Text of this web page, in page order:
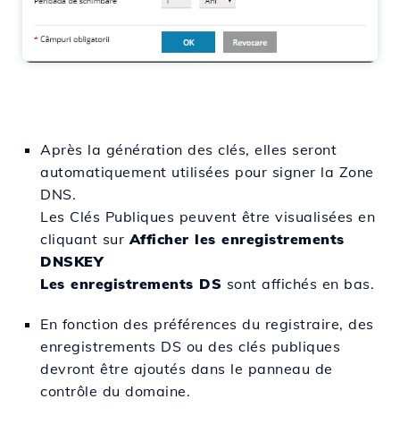
Après la génération des clés, elles seront
automatiquement utilisées pour signer la Zone
DNS.
Les Clés Publiques peuvent être visualisées en
cliquant sur Afficher les enregistrements
DNSKEY
Les enregistrements DS sont affichés en bas.
En fonction des préférences du registraire, des
enregistrements DS ou des clés publiques
devront être ajoutés dans le panneau de
contrôle du domaine.